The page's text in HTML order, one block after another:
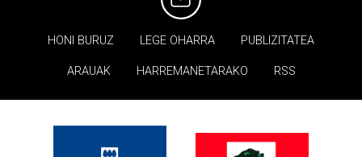
HONI BURUZ LEGE OHARRA PUBLIZITATEA
ARAUAK HARREMANETARAKO RSS